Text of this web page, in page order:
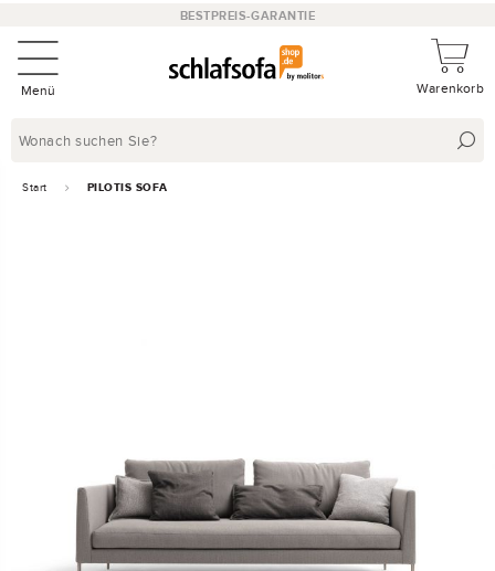
BESTPREIS-GARANTIE
Menü Warenkorb
Start PILOTIS SOFA